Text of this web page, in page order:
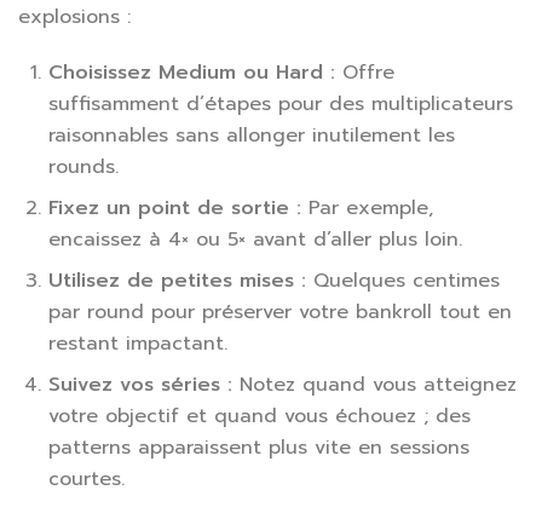
explosions :
Choisissez Medium ou Hard : Offre
suffisamment d’étapes pour des multiplicateurs
raisonnables sans allonger inutilement les
rounds.
Fixez un point de sortie : Par exemple,
encaissez à 4× ou 5× avant d’aller plus loin.
Utilisez de petites mises : Quelques centimes
par round pour préserver votre bankroll tout en
restant impactant.
Suivez vos séries : Notez quand vous atteignez
votre objectif et quand vous échouez ; des
patterns apparaissent plus vite en sessions
courtes.